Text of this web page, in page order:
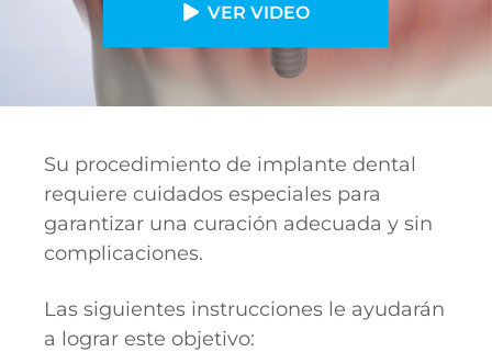
VER VIDEO
Su procedimiento de implante dental
requiere cuidados especiales para
garantizar una curación adecuada y sin
complicaciones.
Las siguientes instrucciones le ayudarán
a lograr este objetivo: